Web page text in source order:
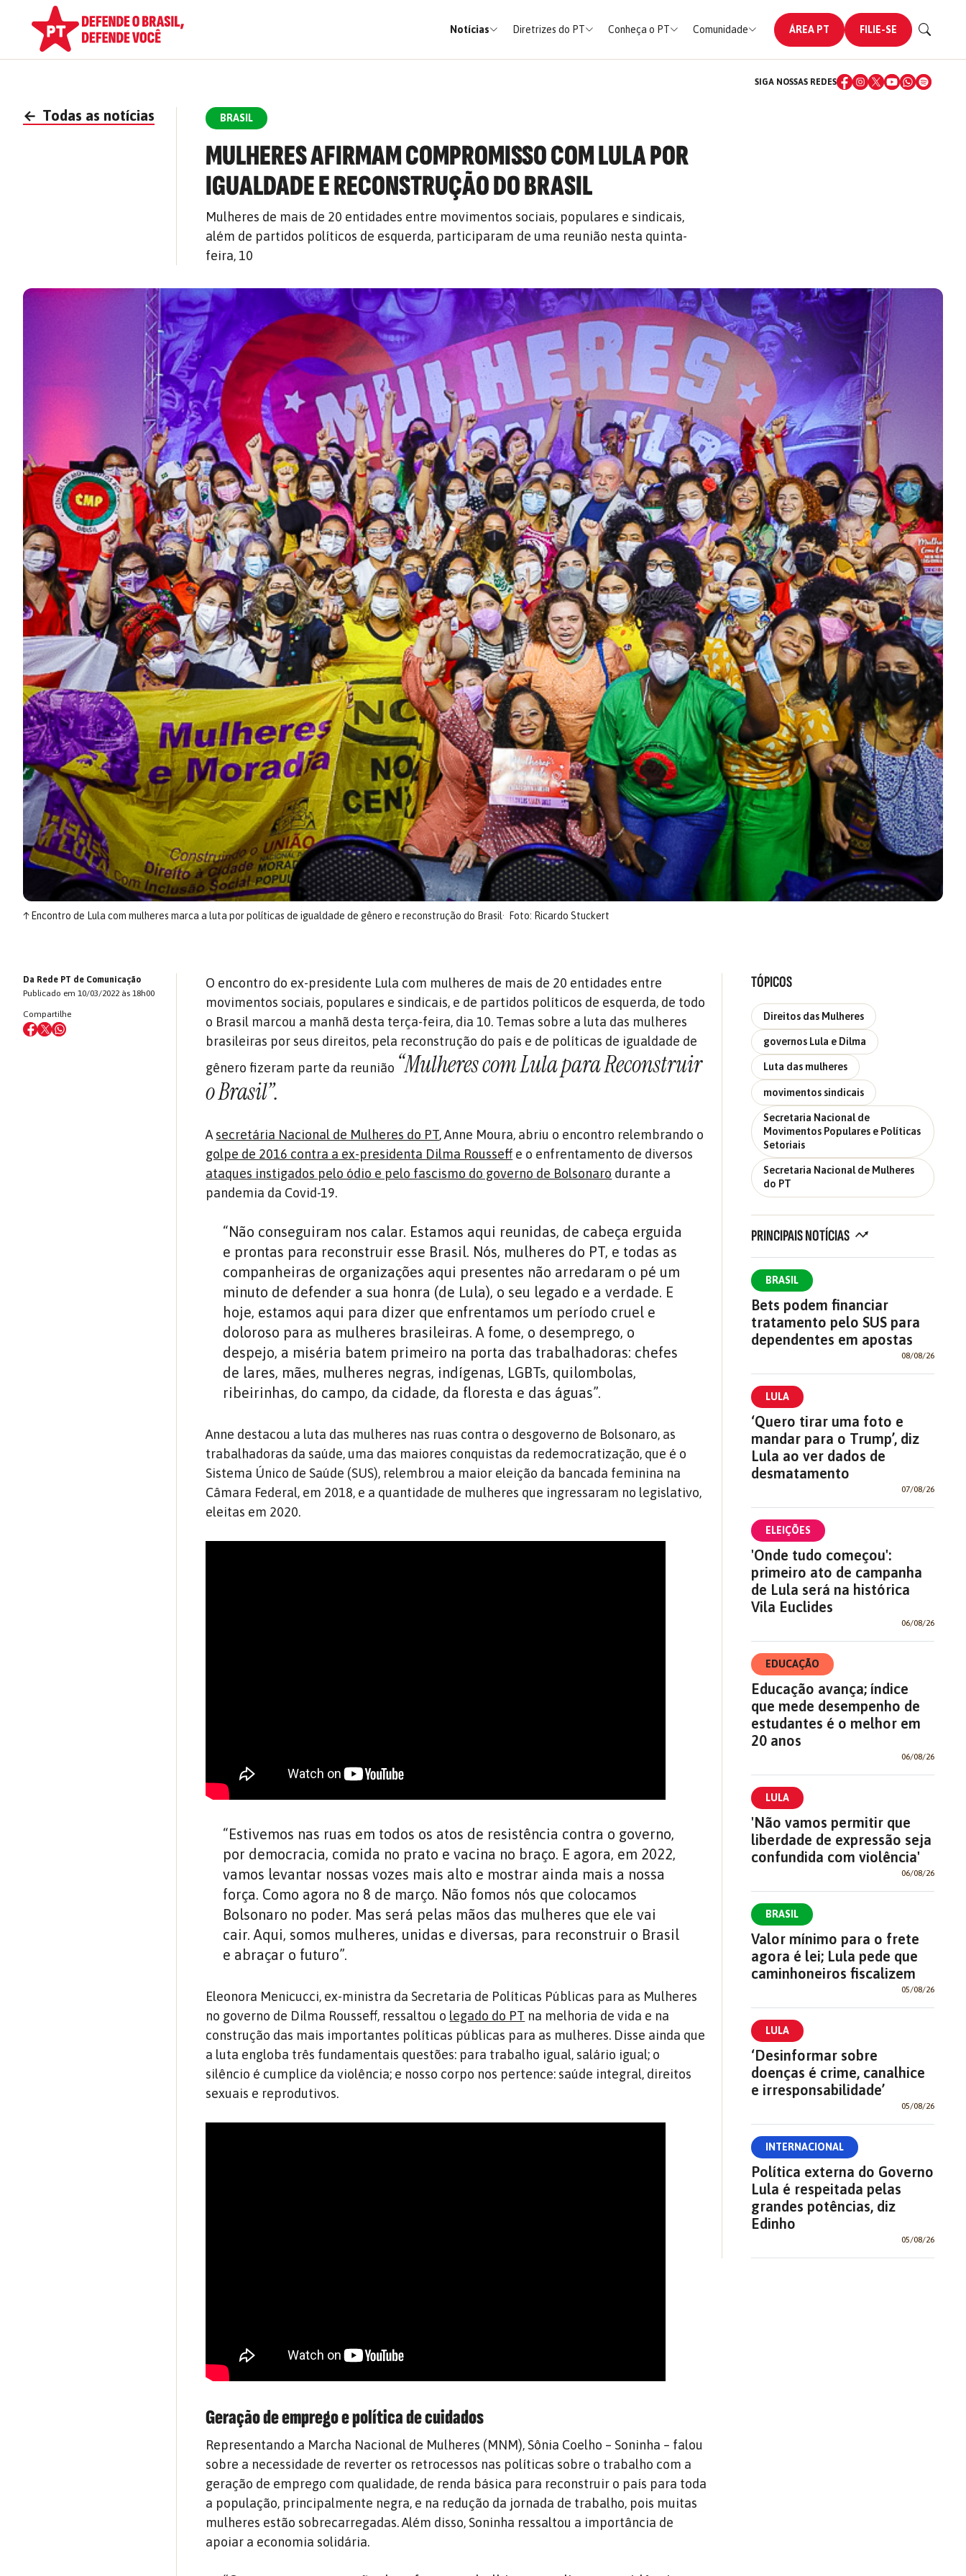
Notícias Diretrizes do PT Conheça o PT Comunidade ÁREA PT FILIE-SE
SIGA NOSSAS REDES
← Todas as notícias BRASIL
MULHERES AFIRMAM COMPROMISSO COM LULA POR
IGUALDADE E RECONSTRUÇÃO DO BRASIL
Mulheres de mais de 20 entidades entre movimentos sociais, populares e sindicais,
além de partidos políticos de esquerda, participaram de uma reunião nesta quinta-
feira, 10
↑Encontro de Lula com mulheres marca a luta por políticas de igualdade de gênero e reconstrução do Brasil Foto: Ricardo Stuckert
Da Rede PT de Comunicação
Publicado em 10/03/2022 às 18h00
Compartilhe
O encontro do ex-presidente Lula com mulheres de mais de 20 entidades entre
movimentos sociais, populares e sindicais, e de partidos políticos de esquerda, de todo
o Brasil marcou a manhã desta terça-feira, dia 10. Temas sobre a luta das mulheres
brasileiras por seus direitos, pela reconstrução do país e de políticas de igualdade de
gênero fizeram parte da reunião “Mulheres com Lula para Reconstruir
o Brasil”.
Asecretária Nacional de Mulheres do PT, Anne Moura, abriu o encontro relembrando o
golpe de 2016 contra a ex-presidenta Dilma Rousseff e o enfrentamento de diversos
ataques instigados pelo ódio e pelo fascismo do governo de Bolsonaro durante a
pandemia da Covid-19.
“Não conseguiram nos calar. Estamos aqui reunidas, de cabeça erguida
e prontas para reconstruir esse Brasil. Nós, mulheres do PT, e todas as
companheiras de organizações aqui presentes não arredaram o pé um
minuto de defender a sua honra (de Lula), o seu legado e a verdade. E
hoje, estamos aqui para dizer que enfrentamos um período cruel e
doloroso para as mulheres brasileiras. A fome, o desemprego, o
despejo, a miséria batem primeiro na porta das trabalhadoras: chefes
de lares, mães, mulheres negras, indígenas, LGBTs, quilombolas,
ribeirinhas, do campo, da cidade, da floresta e das águas”.
Anne destacou a luta das mulheres nas ruas contra o desgoverno de Bolsonaro, as
trabalhadoras da saúde, uma das maiores conquistas da redemocratização, que é o
Sistema Único de Saúde (SUS), relembrou a maior eleição da bancada feminina na
Câmara Federal, em 2018, e a quantidade de mulheres que ingressaram no legislativo,
eleitas em 2020.
“Estivemos nas ruas em todos os atos de resistência contra o governo,
por democracia, comida no prato e vacina no braço. E agora, em 2022,
vamos levantar nossas vozes mais alto e mostrar ainda mais a nossa
força. Como agora no 8 de março. Não fomos nós que colocamos
Bolsonaro no poder. Mas será pelas mãos das mulheres que ele vai
cair. Aqui, somos mulheres, unidas e diversas, para reconstruir o Brasil
e abraçar o futuro”.
Eleonora Menicucci, ex-ministra da Secretaria de Políticas Públicas para as Mulheres
no governo de Dilma Rousseff, ressaltou o legado do PT na melhoria de vida e na
construção das mais importantes políticas públicas para as mulheres. Disse ainda que
a luta engloba três fundamentais questões: para trabalho igual, salário igual; o
silêncio é cumplice da violência; e nosso corpo nos pertence: saúde integral, direitos
sexuais e reprodutivos.
Geração de emprego e política de cuidados
Representando a Marcha Nacional de Mulheres (MNM), Sônia Coelho – Soninha – falou
sobre a necessidade de reverter os retrocessos nas políticas sobre o trabalho com a
geração de emprego com qualidade, de renda básica para reconstruir o país para toda
a população, principalmente negra, e na redução da jornada de trabalho, pois muitas
mulheres estão sobrecarregadas. Além disso, Soninha ressaltou a importância de
apoiar a economia solidária.
TÓPICOS
Direitos das Mulheres
governos Lula e Dilma
Luta das mulheres
movimentos sindicais
Secretaria Nacional de
Movimentos Populares e Políticas
Setoriais
Secretaria Nacional de Mulheres
do PT
PRINCIPAIS NOTÍCIAS
BRASIL
Bets podem financiar
tratamento pelo SUS para
dependentes em apostas
08/08/26
LULA
‘Quero tirar uma foto e
mandar para o Trump’, diz
Lula ao ver dados de
desmatamento
07/08/26
ELEIÇÕES
'Onde tudo começou':
primeiro ato de campanha
de Lula será na histórica
Vila Euclides
06/08/26
EDUCAÇÃO
Educação avança; índice
que mede desempenho de
estudantes é o melhor em
20 anos
06/08/26
LULA
'Não vamos permitir que
liberdade de expressão seja
confundida com violência'
06/08/26
BRASIL
Valor mínimo para o frete
agora é lei; Lula pede que
caminhoneiros fiscalizem
05/08/26
LULA
‘Desinformar sobre
doenças é crime, canalhice
e irresponsabilidade’
05/08/26
INTERNACIONAL
Política externa do Governo
Lula é respeitada pelas
grandes potências, diz
Edinho
05/08/26